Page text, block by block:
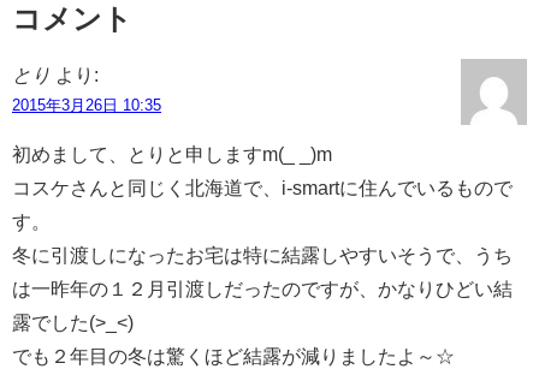
コメント
とり より:
2015年3月26日 10:35
初めまして、とりと申しますm(_ _)m
コスケさんと同じく北海道で、i-smartに住んでいるもので
す。
冬に引渡しになったお宅は特に結露しやすいそうで、うち
は一昨年の１２月引渡しだったのですが、かなりひどい結
露でした(>_<)
でも２年目の冬は驚くほど結露が減りましたよ～☆